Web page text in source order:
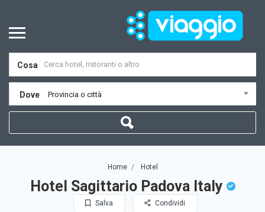
Cosa
Dove Provincia o città
Home Hotel
Hotel Sagittario Padova Italy
Salva Condividi